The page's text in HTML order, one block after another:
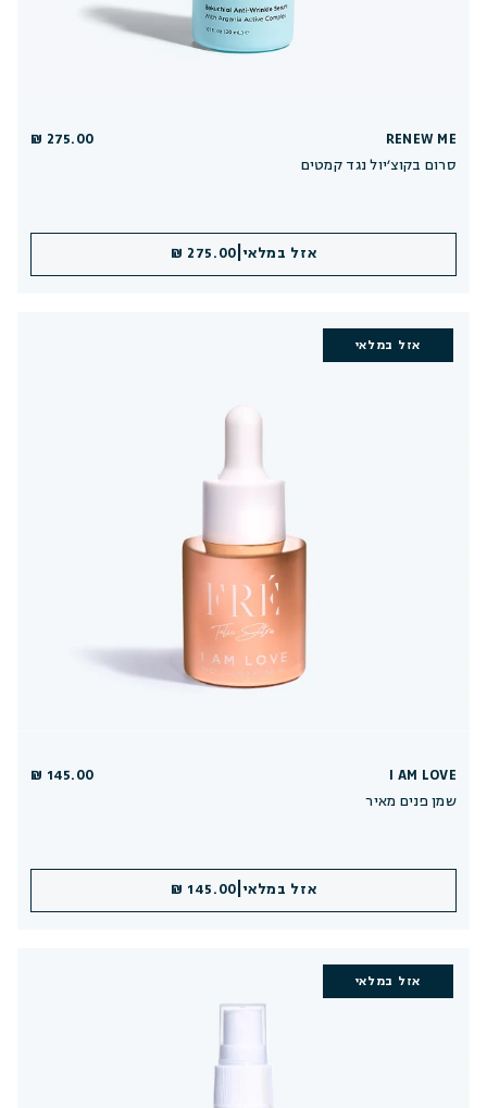
RENEW ME
סרום בקוצ׳יול נגד קמטים
275.00 ₪
אזל במלאי 275.00 ₪
אזל במלאי
I AM LOVE
שמן פנים מאיר
145.00 ₪
אזל במלאי 145.00 ₪
אזל במלאי